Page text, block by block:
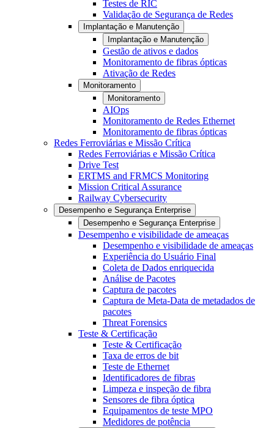
Testes de RIC
Validação de Segurança de Redes
Implantação e Manutenção
Implantação e Manutenção
Gestão de ativos e dados
Monitoramento de fibras ópticas
Ativação de Redes
Monitoramento
Monitoramento
AIOps
Monitoramento de Redes Ethernet
Monitoramento de fibras ópticas
Redes Ferroviárias e Missão Crítica
Redes Ferroviárias e Missão Crítica
Drive Test
ERTMS and FRMCS Monitoring
Mission Critical Assurance
Railway Cybersecurity
Desempenho e Segurança Enterprise
Desempenho e Segurança Enterprise
Desempenho e visibilidade de ameaças
Desempenho e visibilidade de ameaças
Experiência do Usuário Final
Coleta de Dados enriquecida
Análise de Pacotes
Captura de pacotes
Captura de Meta-Data de metadados de
pacotes
Threat Forensics
Teste & Certificação
Teste & Certificação
Taxa de erros de bit
Teste de Ethernet
Identificadores de fibras
Limpeza e inspeção de fibra
Sensores de fibra óptica
Equipamentos de teste MPO
Medidores de potência